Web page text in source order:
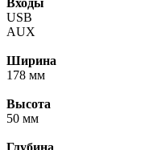
USB
AUX
Ширина
178 мм
Высота
50 мм
Глубина